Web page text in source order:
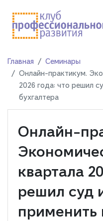
Главная
Семинары
Онлайн-практикум.
2026 года: что решил
бухгалтера
Онлайн-
квартала
решил суд
применить